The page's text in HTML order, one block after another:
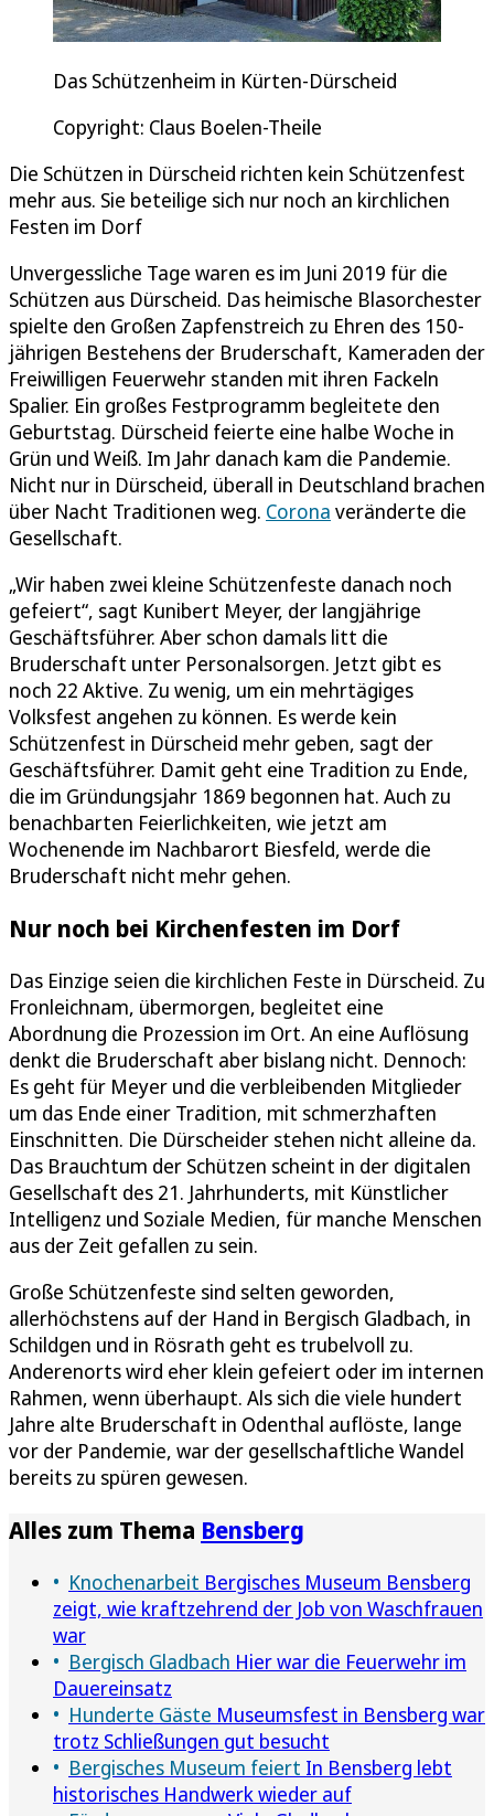
Das Schützenheim in Kürten-Dürscheid
Copyright: Claus Boelen-Theile
Die Schützen in Dürscheid richten kein Schützenfest
mehr aus. Sie beteilige sich nur noch an kirchlichen
Festen im Dorf
Unvergessliche Tage waren es im Juni 2019 für die
Schützen aus Dürscheid. Das heimische Blasorchester
spielte den Großen Zapfenstreich zu Ehren des 150-
jährigen Bestehens der Bruderschaft, Kameraden der
Freiwilligen Feuerwehr standen mit ihren Fackeln
Spalier. Ein großes Festprogramm begleitete den
Geburtstag. Dürscheid feierte eine halbe Woche in
Grün und Weiß. Im Jahr danach kam die Pandemie.
Nicht nur in Dürscheid, überall in Deutschland brachen
über Nacht Traditionen weg. Corona veränderte die
Gesellschaft.
„Wir haben zwei kleine Schützenfeste danach noch
gefeiert“, sagt Kunibert Meyer, der langjährige
Geschäftsführer. Aber schon damals litt die
Bruderschaft unter Personalsorgen. Jetzt gibt es
noch 22 Aktive. Zu wenig, um ein mehrtägiges
Volksfest angehen zu können. Es werde kein
Schützenfest in Dürscheid mehr geben, sagt der
Geschäftsführer. Damit geht eine Tradition zu Ende,
die im Gründungsjahr 1869 begonnen hat. Auch zu
benachbarten Feierlichkeiten, wie jetzt am
Wochenende im Nachbarort Biesfeld, werde die
Bruderschaft nicht mehr gehen.
Nur noch bei Kirchenfesten im Dorf
Das Einzige seien die kirchlichen Feste in Dürscheid. Zu
Fronleichnam, übermorgen, begleitet eine
Abordnung die Prozession im Ort. An eine Auflösung
denkt die Bruderschaft aber bislang nicht. Dennoch:
Es geht für Meyer und die verbleibenden Mitglieder
um das Ende einer Tradition, mit schmerzhaften
Einschnitten. Die Dürscheider stehen nicht alleine da.
Das Brauchtum der Schützen scheint in der digitalen
Gesellschaft des 21. Jahrhunderts, mit Künstlicher
Intelligenz und Soziale Medien, für manche Menschen
aus der Zeit gefallen zu sein.
Große Schützenfeste sind selten geworden,
allerhöchstens auf der Hand in Bergisch Gladbach, in
Schildgen und in Rösrath geht es trubelvoll zu.
Anderenorts wird eher klein gefeiert oder im internen
Rahmen, wenn überhaupt. Als sich die viele hundert
Jahre alte Bruderschaft in Odenthal auflöste, lange
vor der Pandemie, war der gesellschaftliche Wandel
bereits zu spüren gewesen.
Alles zum Thema Bensberg
Knochenarbeit Bergisches Museum Bensberg
zeigt, wie kraftzehrend der Job von Waschfrauen
war
Bergisch Gladbach Hier war die Feuerwehr im
Dauereinsatz
Hunderte Gäste Museumsfest in Bensberg war
trotz Schließungen gut besucht
Bergisches Museum feiert In Bensberg lebt
historisches Handwerk wieder auf